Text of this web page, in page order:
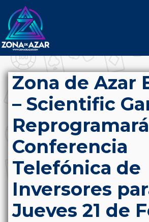
Zona de Azar
– Scientific
Conferencia
Telefónica de
Inversores
Jueves 21 de